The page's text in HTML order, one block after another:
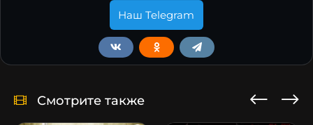
Наш Telegram
Смотрите также